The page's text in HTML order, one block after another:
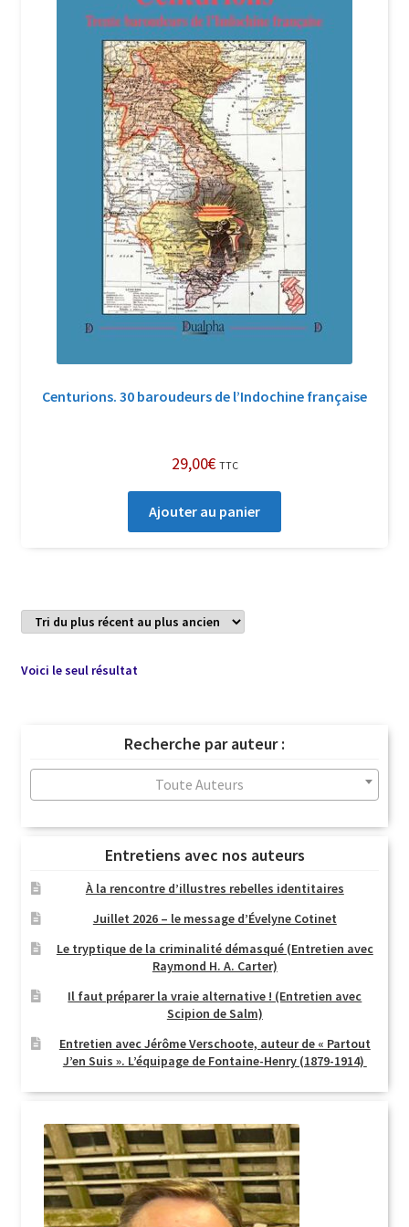
Login Customizer
Nous Contacter
Politique de confidentialité et cookies
Qui sommes-nous ?
Soutien à Philippe Randa
Suivi de la Commande
Centurions. 30 baroudeurs de l’Indochine française
29,00€ TTC
Ajouter au panier
Voici le seul résultat
Recherche par auteur :
Toute Auteurs
Entretiens avec nos auteurs
À la rencontre d’illustres rebelles identitaires
Juillet 2026 – le message d’Évelyne Cotinet
Le tryptique de la criminalité démasqué (Entretien avec
Raymond H. A. Carter)
Il faut préparer la vraie alternative ! (Entretien avec
Scipion de Salm)
Entretien avec Jérôme Verschoote, auteur de « Partout
J’en Suis ». L’équipage de Fontaine-Henry (1879-1914)